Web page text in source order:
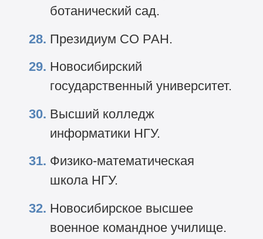
ботанический сад.
Президиум СО РАН.
Новосибирский
государственный университет.
Высший колледж
информатики НГУ.
Физико-математическая
школа НГУ.
Новосибирское высшее
военное командное училище.